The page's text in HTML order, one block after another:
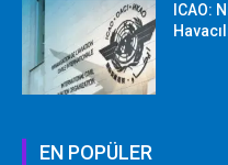
ICAO:
EN POPÜLER